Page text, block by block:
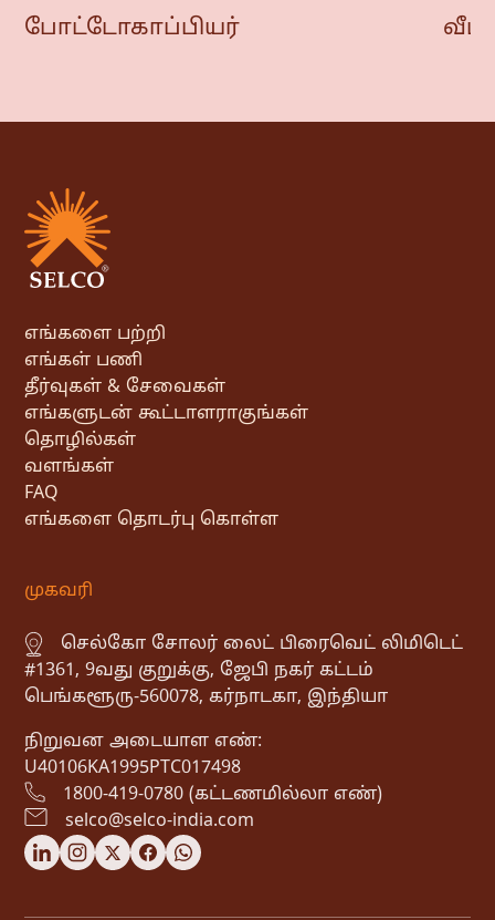
போட்டோகாப்பியர்
எங்களை பற்றி
எங்கள் பணி
தீர்வுகள் & சேவைகள்
எங்களுடன் கூட்டாளராகுங்கள்
தொழில்கள்
வளங்கள்
FAQ
எங்களை தொடர்பு கொள்ள
முகவரி
செல்கோ சோலர் லைட் பிரைவெட் லிமிடெட்
#1361, 9வது குறுக்கு, ஜேபி நகர் கட்டம்
பெங்களூரு-560078, கர்நாடகா, இந்தியா
நிறுவன அடையாள எண்:
U40106KA1995PTC017498
1800-419-0780 (கட்டணமில்லா எண்)
selco@selco-india.com